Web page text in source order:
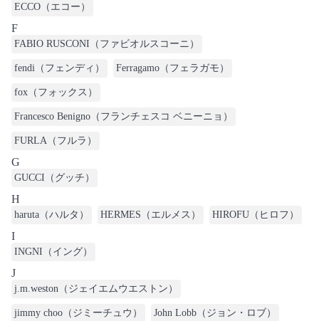
ECCO（エコー）
F
FABIO RUSCONI（ファビオルスコーニ）
fendi（フェンディ） Ferragamo（フェラガモ）
fox（フォックス）
Francesco Benigno（フランチェスコ ベニーニョ）
FURLA（フルラ）
G
GUCCI（グッチ）
H
haruta（ハルタ） HERMES（エルメス） HIROFU（ヒロフ）
I
INGNI（イング）
J
j.m.weston（ジェイエムウエストン）
jimmy choo（ジミーチュウ） John Lobb（ジョン・ロブ）